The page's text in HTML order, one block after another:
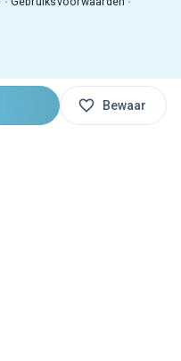
Bewaar